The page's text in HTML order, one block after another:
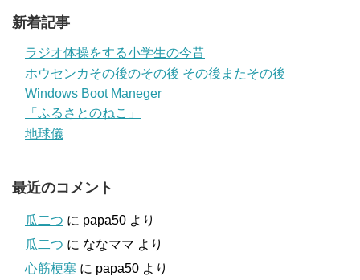
新着記事
ラジオ体操をする小学生の今昔
ホウセンカその後のその後 その後またその後
Windows Boot Maneger
「ふるさとのねこ」
地球儀
最近のコメント
瓜二つ に papa50 より
瓜二つ に ななママ より
心筋梗塞 に papa50 より